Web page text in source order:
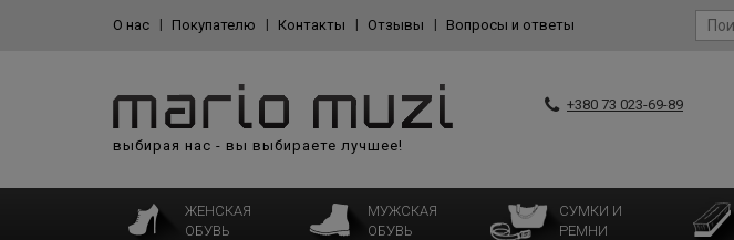
О нас Покупателю Контакты Отзывы Вопросы и ответы
выбирая нас - вы выбираете лучшее!
+380 73 023-69-89
ЖЕНСКАЯ
ОБУВЬ
МУЖСКАЯ
ОБУВЬ
СУМКИ И
РЕМНИ